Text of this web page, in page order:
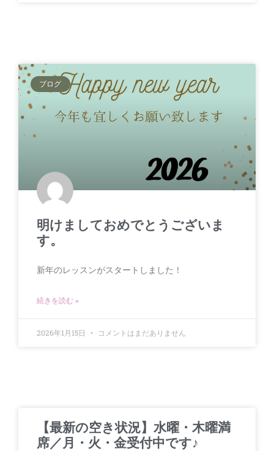
ブログ
明けましておめでとうございま
す。
新年のレッスンがスタートしました！
続きを読む »
2026年1月15日 コメントはまだありません
【最新の空き状況】水曜・木曜満
席／月・火・金受付中です♪